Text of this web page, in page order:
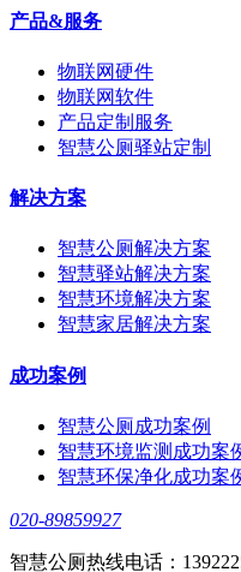
产品&服务
物联网硬件
物联网软件
产品定制服务
智慧公厕驿站定制
解决方案
智慧公厕解决方案
智慧驿站解决方案
智慧环境解决方案
智慧家居解决方案
成功案例
智慧公厕成功案例
智慧环境监测成功案
智慧环保净化成功案
020-89859927
智慧公厕热线电话：